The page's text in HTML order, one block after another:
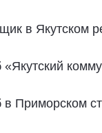
в Якутском
«Якутский
в Приморском